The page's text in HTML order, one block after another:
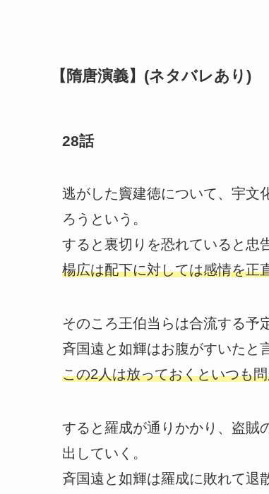
【隋唐演義】(ネタバレあり)
28話
逃がした竇建徳について、宇文
ろうという。
すると裏切りを恐れていると忠
楊広は配下に対しては感情を正
そのころ王伯当らは合流する予
斉国遠と如輝はお腹がすいたと
この2人は放っておくといつも
すると羅成が通りかかり、盗賊
出していく。
斉国遠と如輝は羅成に敗れて退